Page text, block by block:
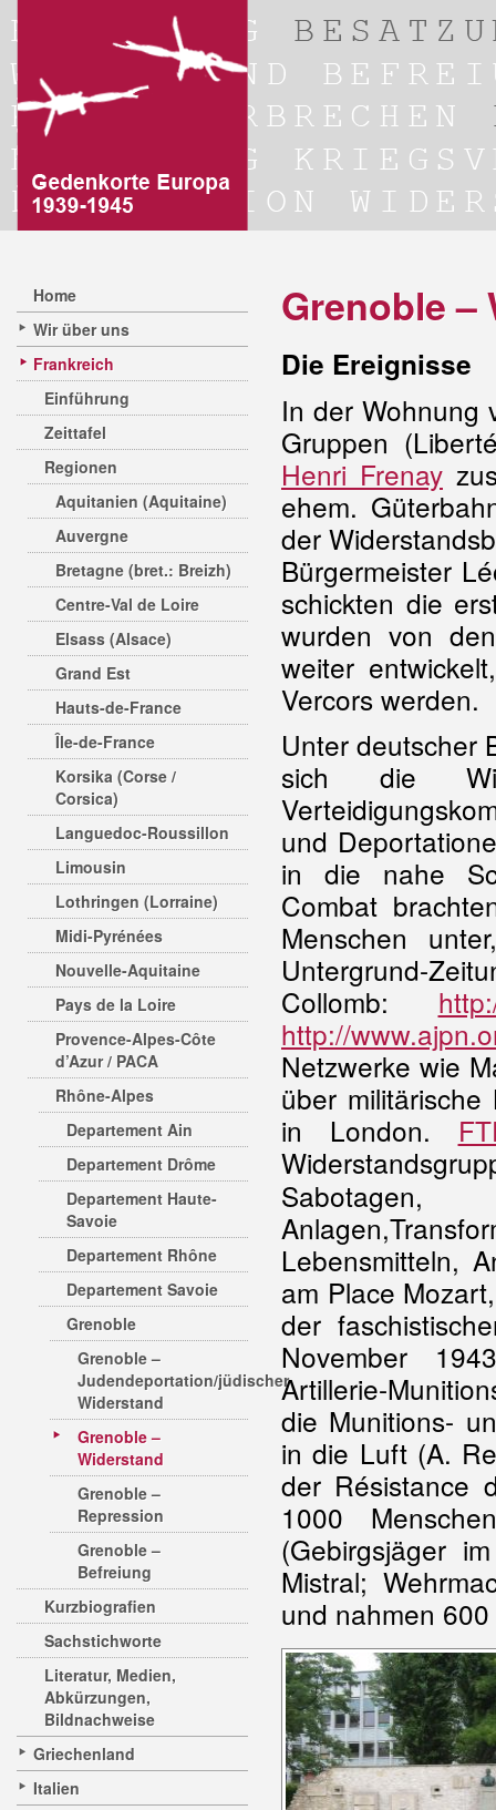
Home
Wir über uns
Frankreich
Einführung
Zeittafel
Regionen
Aquitanien (Aquitaine)
Auvergne
Bretagne (bret.: Breizh)
Centre-Val de Loire
Elsass (Alsace)
Grand Est
Hauts-de-France
Île-de-France
Korsika (Corse /
Corsica)
Languedoc-Roussillon
Limousin
Lothringen (Lorraine)
Midi-Pyrénées
Nouvelle-Aquitaine
Pays de la Loire
Provence-Alpes-Côte
d’Azur / PACA
Rhône-Alpes
Departement Ain
Departement Drôme
Departement Haute-
Savoie
Departement Rhône
Departement Savoie
Grenoble
Grenoble –
Judendeportation/jüdischer
Widerstand
Grenoble –
Widerstand
Grenoble –
Repression
Grenoble –
Befreiung
Kurzbiografien
Sachstichworte
Literatur, Medien,
Abkürzungen,
Bildnachweise
Griechenland
Italien
Grenoble –
Die Ereignisse
In der Wohnung
Gruppen
Henri Frenay
ehem.
der
Bürgermeister
schickten die
wurden von
weiter
Vercors werden.
Unter deutscher
sich die
und
in die nahe
Combat
Menschen
Untergrund-
Collomb:
http://
Netzwerke wie
über
in London.
Lebensmitteln,
am Place
der
November
Artillerie-
die Munitions-
in die Luft (A.
der Résistance
1000
(Gebirgsjäger
Mistral;
und nahmen